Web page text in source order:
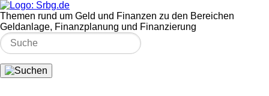
Themen rund um Geld und Finanzen zu den Bereichen
Geldanlage, Finanzplanung und Finanzierung